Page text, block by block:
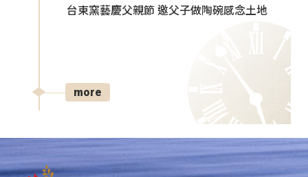
台東窯藝慶父親節 邀父子做陶碗感念土地
more